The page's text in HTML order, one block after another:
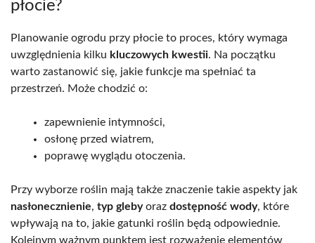
płocie?
Planowanie ogrodu przy płocie to proces, który wymaga
uwzględnienia kilku kluczowych kwestii. Na początku
warto zastanowić się, jakie funkcje ma spełniać ta
przestrzeń. Może chodzić o:
zapewnienie intymności,
osłonę przed wiatrem,
poprawę wyglądu otoczenia.
Przy wyborze roślin mają także znaczenie takie aspekty jak
nasłonecznienie, typ glebyoraz dostępność wody, które
wpływają na to, jakie gatunki roślin będą odpowiednie.
Kolejnym ważnym punktem jest rozważenie elementów